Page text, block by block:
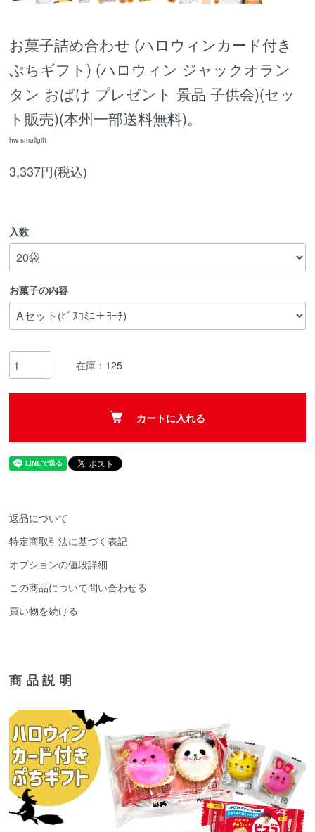
お菓子詰め合わせ (ハロウィンカード付き
ぷちギフト) (ハロウィン ジャックオラン
タン おばけ プレゼント 景品 子供会)(セッ
ト販売)(本州一部送料無料)。
hw-smallgift
3,337円(税込)
入数
お菓子の内容
在庫：125
カートに入れる
返品について
特定商取引法に基づく表記
オプションの値段詳細
この商品について問い合わせる
買い物を続ける
商品説明